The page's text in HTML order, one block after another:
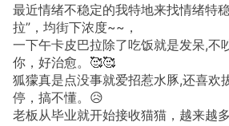
最近情绪不稳定的我特地来找情绪特
拉”，均街下浓度~~，
一下午卡皮巴拉除了吃饭就是发呆,不
你，好治愈。🥰🥰
狐獴真是点没事就爱招惹水豚,还喜欢
停，搞不懂。😥
老板从毕业就开始接收猫猫，越来越